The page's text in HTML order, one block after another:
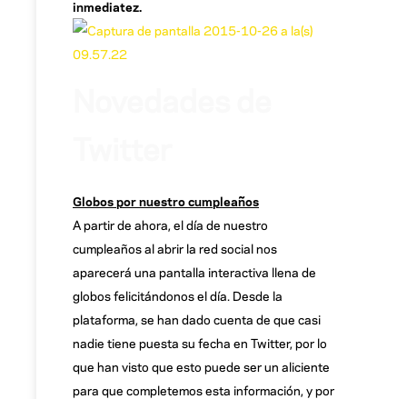
inmediatez.
Globos por nuestro cumpleaños
A partir de ahora, el día de nuestro
cumpleaños al abrir la red social nos
aparecerá una pantalla interactiva llena de
globos felicitándonos el día. Desde la
plataforma, se han dado cuenta de que casi
nadie tiene puesta su fecha en Twitter, por lo
que han visto que esto puede ser un aliciente
para que completemos esta información, y por